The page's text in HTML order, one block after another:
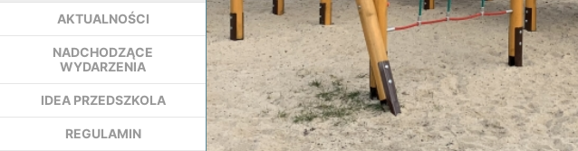
Deutscher
AKTUALNOŚCI
NADCHODZĄCE
WYDARZENIA
IDEA PRZEDSZKOLA
REGULAMIN